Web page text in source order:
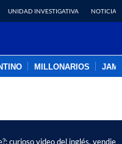
UNIDAD INVESTIGATIVA NOTICIAS
MILLONARIOS
curioso video del inglés,